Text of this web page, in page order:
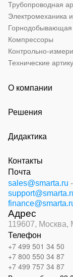
Трубопроводная
Электромеханика
Горнодобывающая
Компрессоры
Контрольно-
Технические
О компании
Решения
Дидактика
Контакты
Почта
sales@smarta.ru
Адрес
119607, Москва,
Телефон
+7 499 501 34 50
+7 800 550 34 87
+7 499 757 34 87